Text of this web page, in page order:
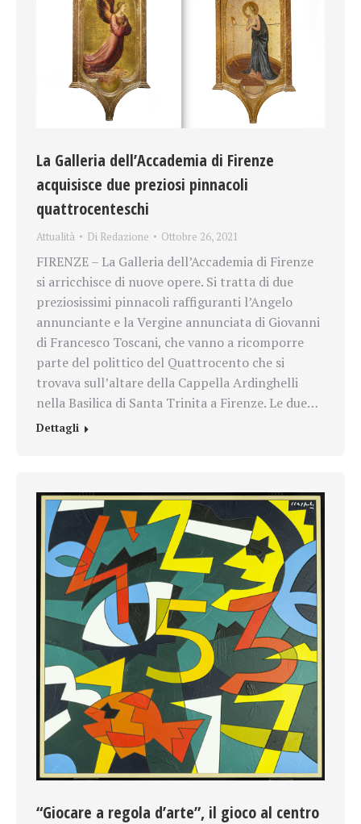
La Galleria dell’Accademia di Firenze
acquisisce due preziosi pinnacoli
quattrocenteschi
Attualità Di Redazione Ottobre 26, 2021
FIRENZE – La Galleria dell’Accademia di Firenze
si arricchisce di nuove opere. Si tratta di due
preziosissimi pinnacoli raffiguranti l’Angelo
annunciante e la Vergine annunciata di Giovanni
di Francesco Toscani, che vanno a ricomporre
parte del polittico del Quattrocento che si
trovava sull’altare della Cappella Ardinghelli
nella Basilica di Santa Trinita a Firenze. Le due…
Dettagli
“Giocare a regola d’arte”, il gioco al centro